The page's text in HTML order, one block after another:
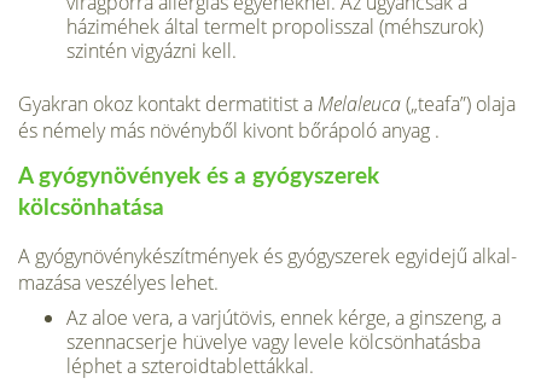
háziméhek által termelt propolisszal (méhszurok)
szintén vigyázni kell.
Gyakran okoz kontakt dermatitist a Melaleuca(„teafa”) olaja
és némely más növényből kivont bőrápoló anyag .
A gyógynövények és a gyógyszerek
kölcsönhatása
A gyógynövénykészítmények és gyógyszerek egyidejű alkal­
mazása veszélyes lehet.
Az aloe vera, a varjútövis, ennek kérge, a ginszeng, a
szennacserje hüvelye vagy levele kölcsönhatásba
léphet a szteroidtablettákkal.